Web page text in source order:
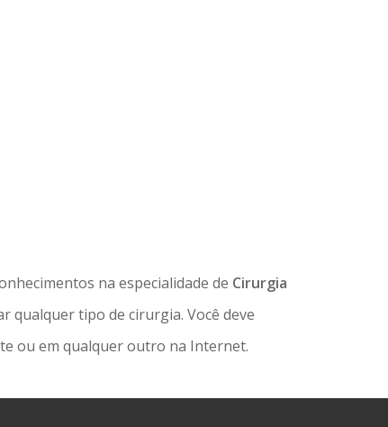
na especialidade de Cirurgia
qualquer tipo de cirurgia. Você deve
ou em qualquer outro na Internet.